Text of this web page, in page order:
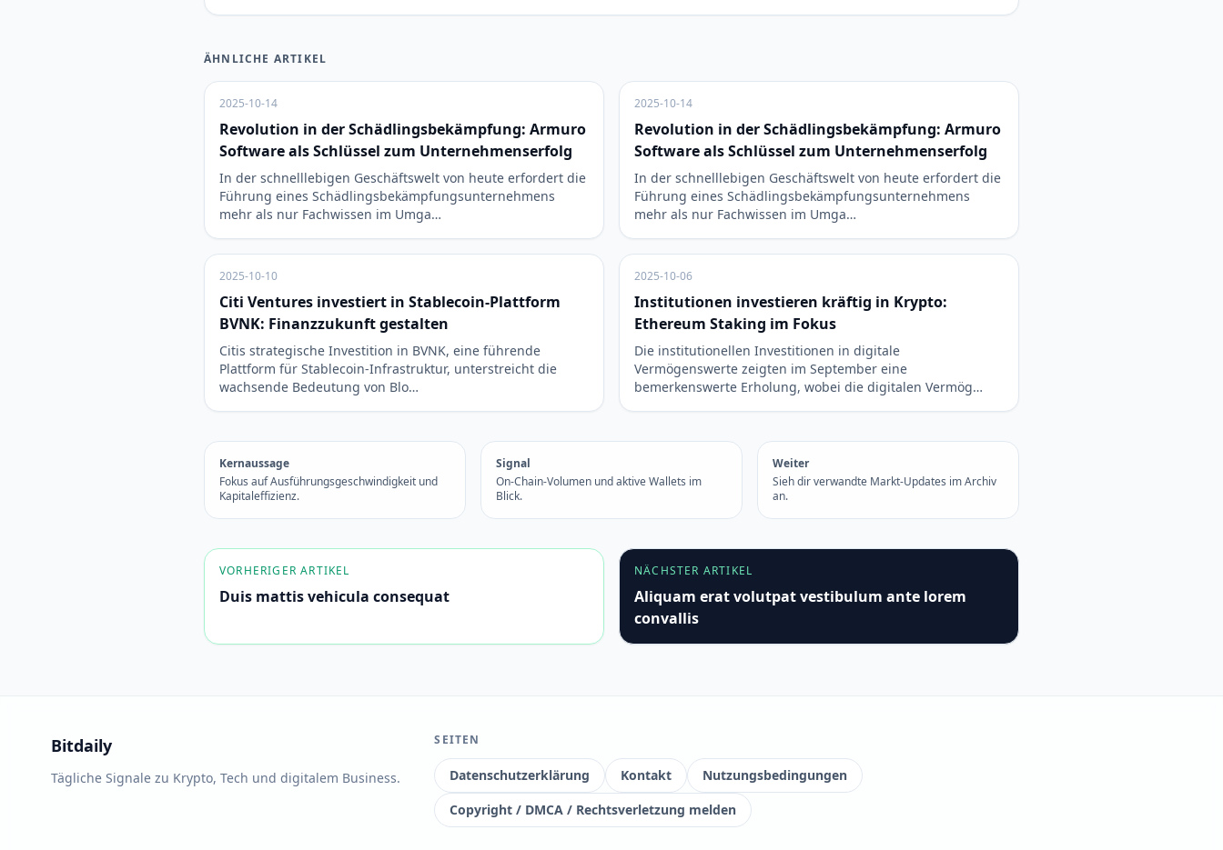
ÄHNLICHE ARTIKEL
2025-10-14
Revolution in der Schädlingsbekämpfung: Armuro
Software als Schlüssel zum Unternehmenserfolg
In der schnelllebigen Geschäftswelt von heute erfordert die
Führung eines Schädlingsbekämpfungsunternehmens
mehr als nur Fachwissen im Umga…
2025-10-14
Revolution in der Schädlingsbekämpfung: Armuro
Software als Schlüssel zum Unternehmenserfolg
In der schnelllebigen Geschäftswelt von heute erfordert die
Führung eines Schädlingsbekämpfungsunternehmens
mehr als nur Fachwissen im Umga…
2025-10-10
Citi Ventures investiert in Stablecoin-Plattform
BVNK: Finanzzukunft gestalten
Citis strategische Investition in BVNK, eine führende
Plattform für Stablecoin-Infrastruktur, unterstreicht die
wachsende Bedeutung von Blo…
2025-10-06
Institutionen investieren kräftig in Krypto:
Ethereum Staking im Fokus
Die institutionellen Investitionen in digitale
Vermögenswerte zeigten im September eine
bemerkenswerte Erholung, wobei die digitalen Vermög…
Kernaussage
Fokus auf Ausführungsgeschwindigkeit und
Kapitaleffizienz.
Signal
On-Chain-Volumen und aktive Wallets im
Blick.
Weiter
Sieh dir verwandte Markt-Updates im Archiv
an.
VORHERIGER ARTIKEL
Duis mattis vehicula consequat
NÄCHSTER ARTIKEL
Aliquam erat volutpat vestibulum ante lorem
convallis
Bitdaily
Tägliche Signale zu Krypto, Tech und digitalem Business.
SEITEN
Datenschutzerklärung Kontakt
Nutzungsbedingungen
Copyright / DMCA / Rechtsverletzung melden